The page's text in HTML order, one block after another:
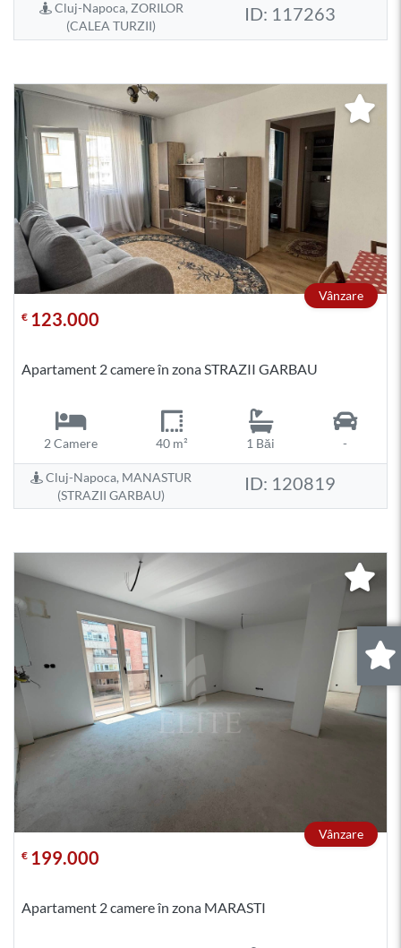
Cluj-Napoca, ZORILOR
(CALEA TURZII)
ID: 117263
Vânzare
€ 123.000
Apartament 2 camere în zona STRAZII GARBAU
2 Camere 40 m² 1 Băi -
Cluj-Napoca, MANASTUR
(STRAZII GARBAU)
ID: 120819
Vânzare
€ 199.000
Apartament 2 camere în zona MARASTI